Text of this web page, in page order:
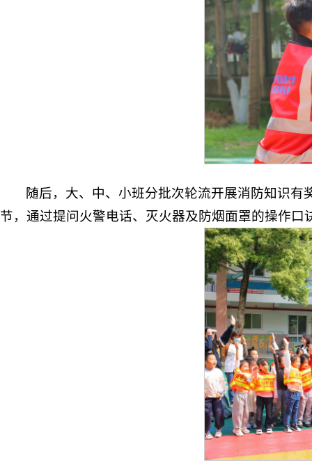
随后，大、中、小班分批次轮流开展消防知识
节，通过提问火警电话、灭火器及防烟面罩的操作